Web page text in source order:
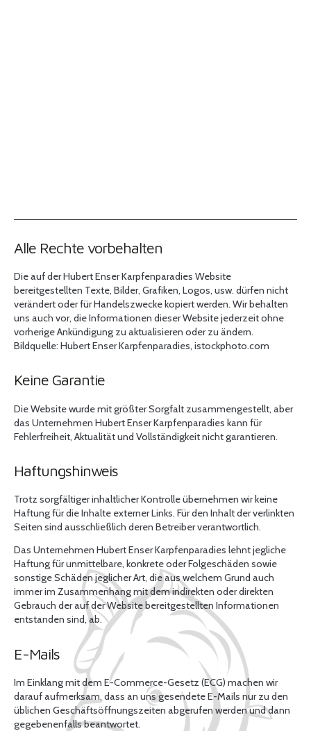
Alle Rechte vorbehalten
Die auf der Hubert Enser Karpfenparadies Website
bereitgestellten Texte, Bilder, Grafiken, Logos, usw. dürfen nicht
verändert oder für Handelszwecke kopiert werden. Wir behalten
uns auch vor, die Informationen dieser Website jederzeit ohne
vorherige Ankündigung zu aktualisieren oder zu ändern.
Bildquelle: Hubert Enser Karpfenparadies, istockphoto.com
Keine Garantie
Die Website wurde mit größter Sorgfalt zusammengestellt, aber
das Unternehmen Hubert Enser Karpfenparadies kann für
Fehlerfreiheit, Aktualität und Vollständigkeit nicht garantieren.
Haftungshinweis
Trotz sorgfältiger inhaltlicher Kontrolle übernehmen wir keine
Haftung für die Inhalte externer Links. Für den Inhalt der verlinkten
Seiten sind ausschließlich deren Betreiber verantwortlich.
Das Unternehmen Hubert Enser Karpfenparadies lehnt jegliche
Haftung für unmittelbare, konkrete oder Folgeschäden sowie
sonstige Schäden jeglicher Art, die aus welchem Grund auch
immer im Zusammenhang mit dem indirekten oder direkten
Gebrauch der auf der Website bereitgestellten Informationen
entstanden sind, ab.
E-Mails
Im Einklang mit dem E-Commerce-Gesetz (ECG) machen wir
darauf aufmerksam, dass an uns gesendete E-Mails nur zu den
üblichen Geschäftsöffnungszeiten abgerufen werden und dann
gegebenenfalls beantwortet.